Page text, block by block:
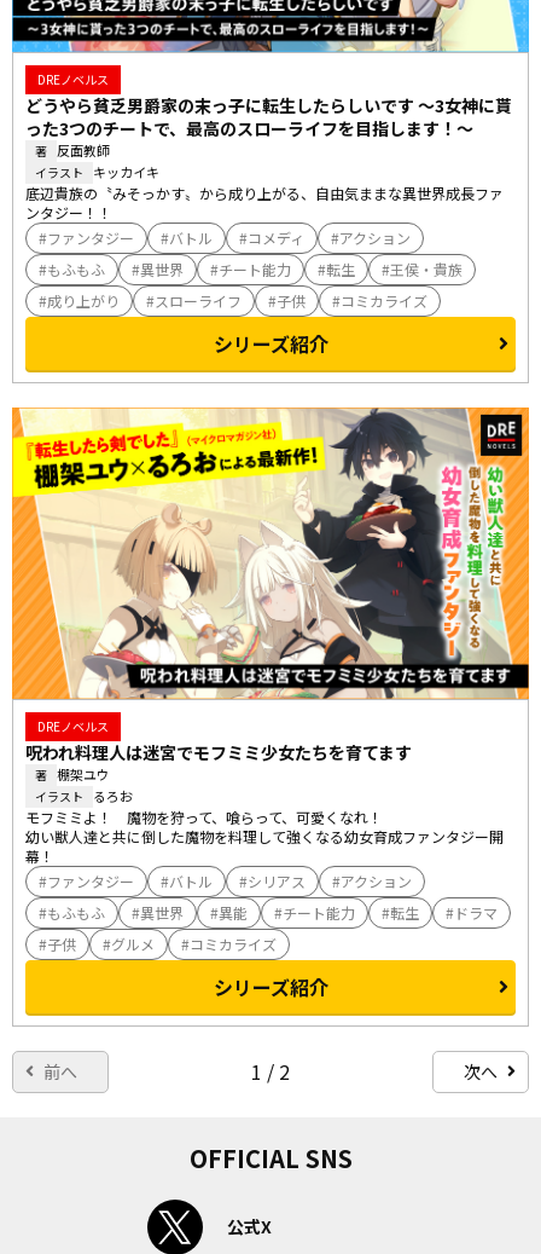
DREノベルス
どうやら貧乏男爵家の末っ子に転生したらしいです ～3女神に貰
った3つのチートで、最高のスローライフを目指します！～
著 反面教師
イラスト キッカイキ
底辺貴族の〝みそっかす〟から成り上がる、自由気ままな異世界成長ファ
ンタジー！！
ファンタジー
バトル コメディ
アクション
もふもふ
異世界 チート能力 転生
王侯・貴族
成り上がり
スローライフ 子供 コミカライズ
シリーズ紹介
DREノベルス
呪われ料理人は迷宮でモフミミ少女たちを育てます
著 棚架ユウ
イラスト るろお
モフミミよ！　魔物を狩って、喰らって、可愛くなれ！
幼い獣人達と共に倒した魔物を料理して強くなる幼女育成ファンタジー開
幕！
ファンタジー
バトル シリアス
アクション
もふもふ
異世界 異能 チート能力 転生
ドラマ
子供
グルメ コミカライズ
シリーズ紹介
前へ 1 / 2 次へ
OFFICIAL SNS
公式X